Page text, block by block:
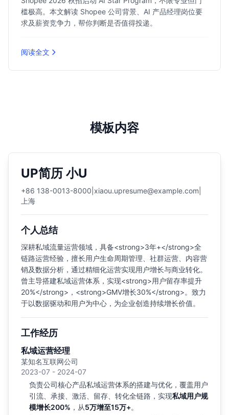
槛极高。本文解读 Shopee 公司背景、AI 产品经理岗位要
求及薪资竞争力，帮你判断是否值得投递。
阅读全文
模板内容
UP简历 小U
+86 138-0013-8000 xiaou.upresume@example.com
上海
个人总结
深耕私域流量运营领域，具备<strong>3年+</strong>全
链路运营经验，擅长用户生命周期管理、社群运营、内容营
销及数据分析，通过精细化运营实现用户增长与商业转化。
曾主导搭建私域运营体系，实现<strong>用户留存率提升
20%</strong>，<strong>GMV增长30%</strong>。致力
于以数据驱动和用户为中心，为企业创造持续增长价值。
工作经历
私域运营经理
某知名互联网公司
2023-07 - 2024-07
负责公司核心产品私域运营体系的搭建与优化，覆盖用户
引流、承接、激活、留存、转化全链路，实现私域用户规
模增长200% ，从5万增至15万+。